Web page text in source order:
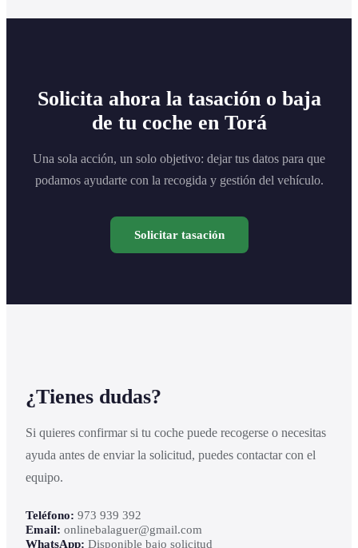
Solicita ahora la tasación o baja
de tu coche en Torá
Una sola acción, un solo objetivo: dejar tus datos para que
podamos ayudarte con la recogida y gestión del vehículo.
Solicitar tasación
¿Tienes dudas?
Si quieres confirmar si tu coche puede recogerse o necesitas
ayuda antes de enviar la solicitud, puedes contactar con el
equipo.
Teléfono: 973 939 392
Email: onlinebalaguer@gmail.com
WhatsApp: Disponible bajo solicitud